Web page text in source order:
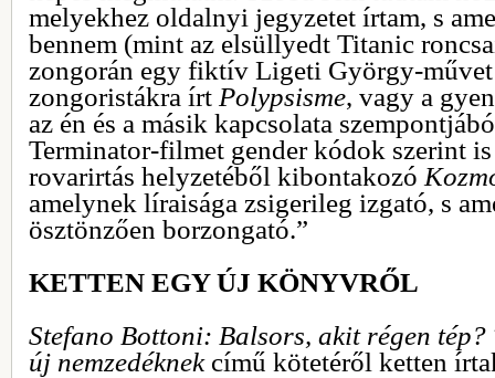
melyekhez oldalnyi jegyzetet írtam, s
bennem (mint az elsüllyedt Titanic
zongorán egy fiktív Ligeti György-
zongoristákra írt Polypsisme, vagy a
az én és a másik kapcsolata
Terminator-filmet gender kódok szerint
rovarirtás helyzetéből kibontakozó
amelynek líraisága zsigerileg izgató, s
ösztönzően borzongató.”
KETTEN EGY ÚJ KÖNYVRŐL
Stefano Bottoni: Balsors, akit régen
új nemzedéknek című kötetéről ketten